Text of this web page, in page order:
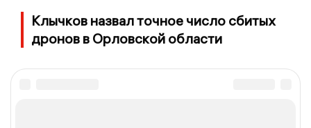
Клычков назвал точное число сбитых
дронов в Орловской области